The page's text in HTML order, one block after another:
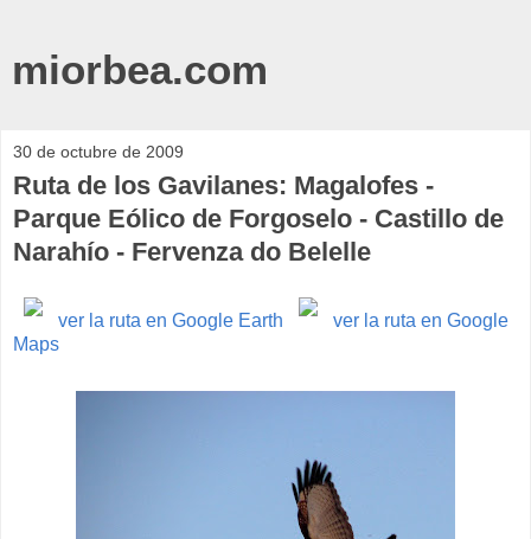
miorbea.com
30 de octubre de 2009
Ruta de los Gavilanes: Magalofes -
Parque Eólico de Forgoselo - Castillo de
Narahío - Fervenza do Belelle
ver la ruta en Google Earth
ver la ruta en Google
Maps